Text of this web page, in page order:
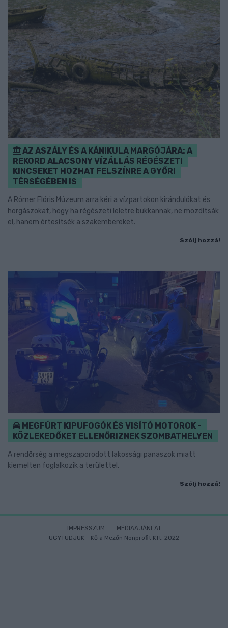
AZ ASZÁLY ÉS A KÁNIKULA MARGÓJÁRA: A
REKORD ALACSONY VÍZÁLLÁS RÉGÉSZETI
KINCSEKET HOZHAT FELSZÍNRE A GYŐRI
TÉRSÉGÉBEN IS
A Rómer Flóris Múzeum arra kéri a vízpartokon kirándulókat és
horgászokat, hogy ha régészeti leletre bukkannak, ne mozdítsák
el, hanem értesítsék a szakembereket.
Szólj hozzá!
MEGFÚRT KIPUFOGÓK ÉS VISÍTÓ MOTOROK -
KÖZLEKEDŐKET ELLENŐRIZNEK SZOMBATHELYEN
A rendőrség a megszaporodott lakossági panaszok miatt
kiemelten foglalkozik a területtel.
Szólj hozzá!
IMPRESSZUM
MÉDIAAJÁNLAT
UGYTUDJUK - Kő a Mezőn Nonprofit Kft. 2022